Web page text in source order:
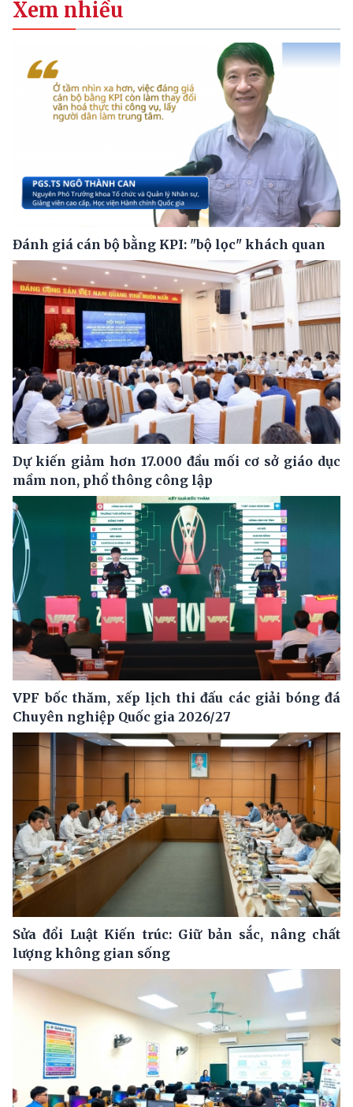
Xem nhiều
Đánh giá cán bộ bằng KPI: "bộ lọc" khách quan
Dự kiến giảm hơn 17.000 đầu mối cơ sở giáo dục
mầm non, phổ thông công lập
VPF bốc thăm, xếp lịch thi đấu các giải bóng đá
Chuyên nghiệp Quốc gia 2026/27
Sửa đổi Luật Kiến trúc: Giữ bản sắc, nâng chất
lượng không gian sống